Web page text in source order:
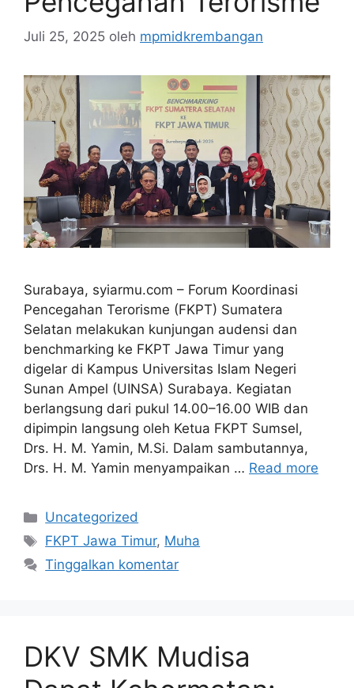
Juli 25, 2025 oleh mpmidkrembangan
Surabaya, syiarmu.com – Forum Koordinasi
Pencegahan Terorisme (FKPT) Sumatera
Selatan melakukan kunjungan audensi dan
benchmarking ke FKPT Jawa Timur yang
digelar di Kampus Universitas Islam Negeri
Sunan Ampel (UINSA) Surabaya. Kegiatan
berlangsung dari pukul 14.00–16.00 WIB dan
dipimpin langsung oleh Ketua FKPT Sumsel,
Drs. H. M. Yamin, M.Si. Dalam sambutannya,
Drs. H. M. Yamin menyampaikan … Read more
Kategori
Uncategorized
Tag
FKPT Jawa Timur, Muha
Tinggalkan komentar
DKV SMK Mudisa